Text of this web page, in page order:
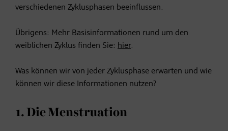
verschiedenen Zyklusphasen beeinflussen.
Übrigens: Mehr Basisinformationen rund um den
weiblichen Zyklus finden Sie: hier.
Was können wir von jeder Zyklusphase erwarten und wie
können wir diese Informationen nutzen?
1. Die Menstruation